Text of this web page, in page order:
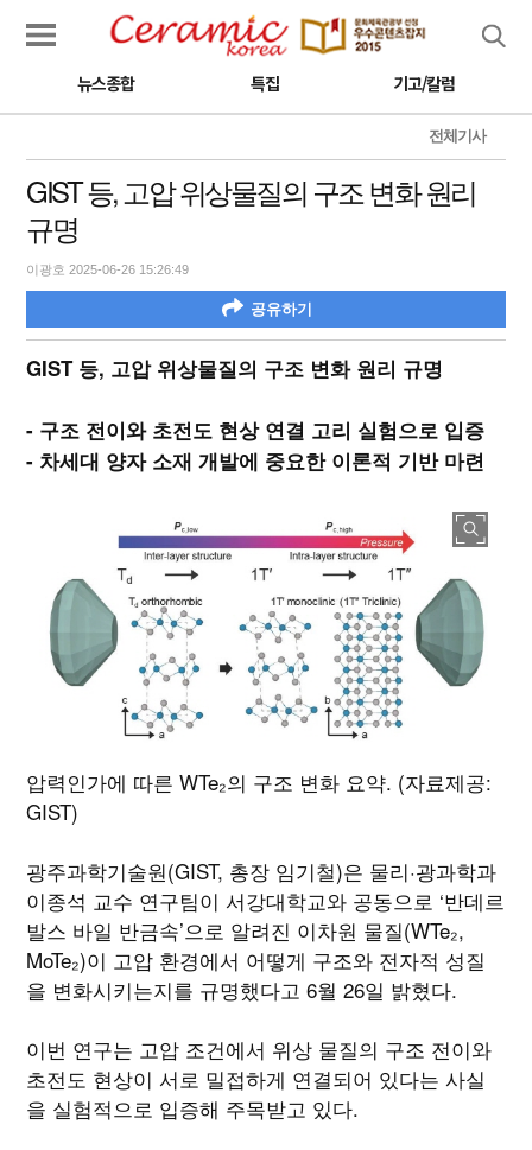
뉴스종합 특집 기고/칼럼
전체기사
GIST 등, 고압 위상물질의 구조 변화 원리
규명
이광호 2025-06-26 15:26:49
공유하기
GIST 등, 고압 위상물질의 구조 변화 원리 규명
- 구조 전이와 초전도 현상 연결 고리 실험으로 입증
- 차세대 양자 소재 개발에 중요한 이론적 기반 마련
압력인가에 따른 WTe₂의 구조 변화 요약. (자료제공:
GIST)
광주과학기술원(GIST, 총장 임기철)은 물리·광과학과
이종석 교수 연구팀이 서강대학교와 공동으로 ‘반데르
발스 바일 반금속’으로 알려진 이차원 물질(WTe₂,
MoTe₂)이 고압 환경에서 어떻게 구조와 전자적 성질
을 변화시키는지를 규명했다고 6월 26일 밝혔다.
이번 연구는 고압 조건에서 위상 물질의 구조 전이와
초전도 현상이 서로 밀접하게 연결되어 있다는 사실
을 실험적으로 입증해 주목받고 있다.
검색